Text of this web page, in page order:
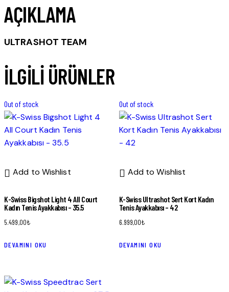
AÇIKLAMA
ULTRASHOT TEAM
İLGILI ÜRÜNLER
Out of stock
Add to Wishlist
K-Swiss Bigshot Light 4 All Court
Kadın Tenis Ayakkabısı – 35.5
5.499,00₺
DEVAMINI OKU
Out of stock
Add to Wishlist
K-Swiss Ultrashot Sert Kort Kadın
Tenis Ayakkabısı – 42
6.999,00₺
DEVAMINI OKU